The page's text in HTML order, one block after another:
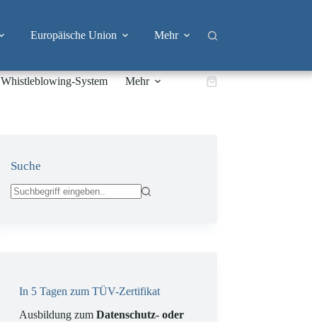
Europäische Union Mehr
Whistleblowing-System Mehr Warenkorb
Suche
In 5 Tagen zum TÜV-Zertifikat
Ausbildung zumDatenschutz- oder